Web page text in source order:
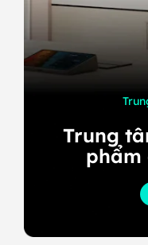
Trung
phẩm